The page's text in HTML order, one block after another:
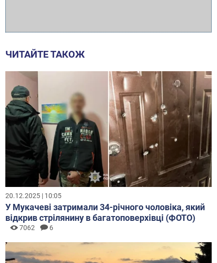
ЧИТАЙТЕ ТАКОЖ
20.12.2025 | 10:05
У Мукачеві затримали 34-річного чоловіка, який
відкрив стрілянину в багатоповерхівці (ФОТО)
7062 6